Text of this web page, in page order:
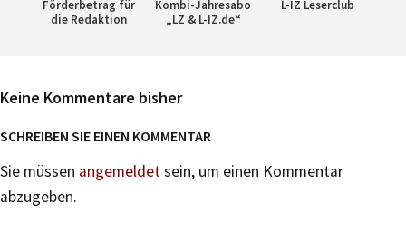
Förderbetrag für
die Redaktion
Kombi-Jahresabo
„LZ & L-IZ.de“
L-IZ Leserclub
Keine Kommentare bisher
SCHREIBEN SIE EINEN KOMMENTAR
Sie müssen angemeldetsein, um einen Kommentar
abzugeben.